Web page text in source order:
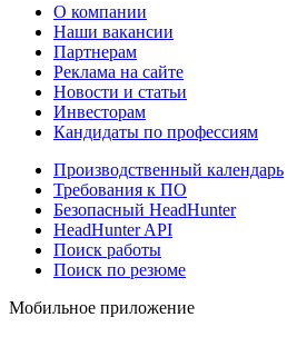
О компании
Наши вакансии
Партнерам
Реклама на сайте
Новости и статьи
Инвесторам
Кандидаты по профессиям
Производственный календарь
Требования к ПО
Безопасный HeadHunter
HeadHunter API
Поиск работы
Поиск по резюме
Мобильное приложение